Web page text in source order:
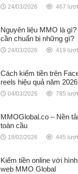
24/03/2026 467
Nguyên liệu MMO là
cần chuẩn bị những gì?
24/03/2026 419
Cách kiếm tiền trên
reels hiệu quả năm 2026
04/03/2026 785
MMOGlobal.co – Nền
toàn cầu
18/02/2026 445
Kiếm tiền online với
web MMO Global